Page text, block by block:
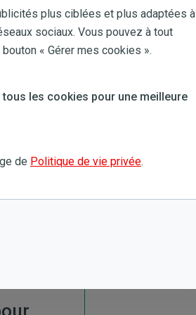
des cas,
Il se peut
!
stable et
!
plus ciblées et plus adaptées à
sociaux. Vous pouvez à tout
« Gérer mes cookies ».
tous les cookies pour une meilleure
de Politique de vie privée.